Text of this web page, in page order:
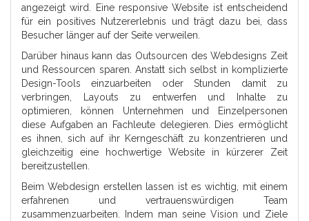
angezeigt wird. Eine responsive Website ist entscheidend
für ein positives Nutzererlebnis und trägt dazu bei, dass
Besucher länger auf der Seite verweilen.
Darüber hinaus kann das Outsourcen des Webdesigns Zeit
und Ressourcen sparen. Anstatt sich selbst in komplizierte
Design-Tools einzuarbeiten oder Stunden damit zu
verbringen, Layouts zu entwerfen und Inhalte zu
optimieren, können Unternehmen und Einzelpersonen
diese Aufgaben an Fachleute delegieren. Dies ermöglicht
es ihnen, sich auf ihr Kerngeschäft zu konzentrieren und
gleichzeitig eine hochwertige Website in kürzerer Zeit
bereitzustellen.
Beim Webdesign erstellen lassen ist es wichtig, mit einem
erfahrenen und vertrauenswürdigen Team
zusammenzuarbeiten. Indem man seine Vision und Ziele